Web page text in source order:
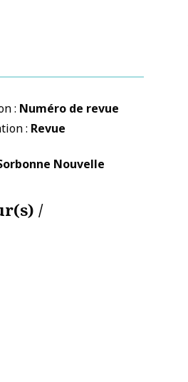
Numéro de revue
Revue
Nouvelle
/